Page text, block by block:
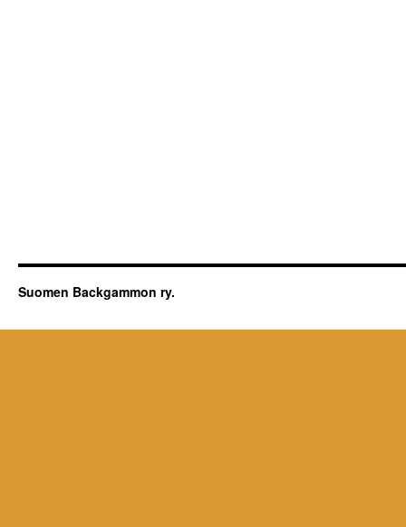
Suomen Backgammon ry.